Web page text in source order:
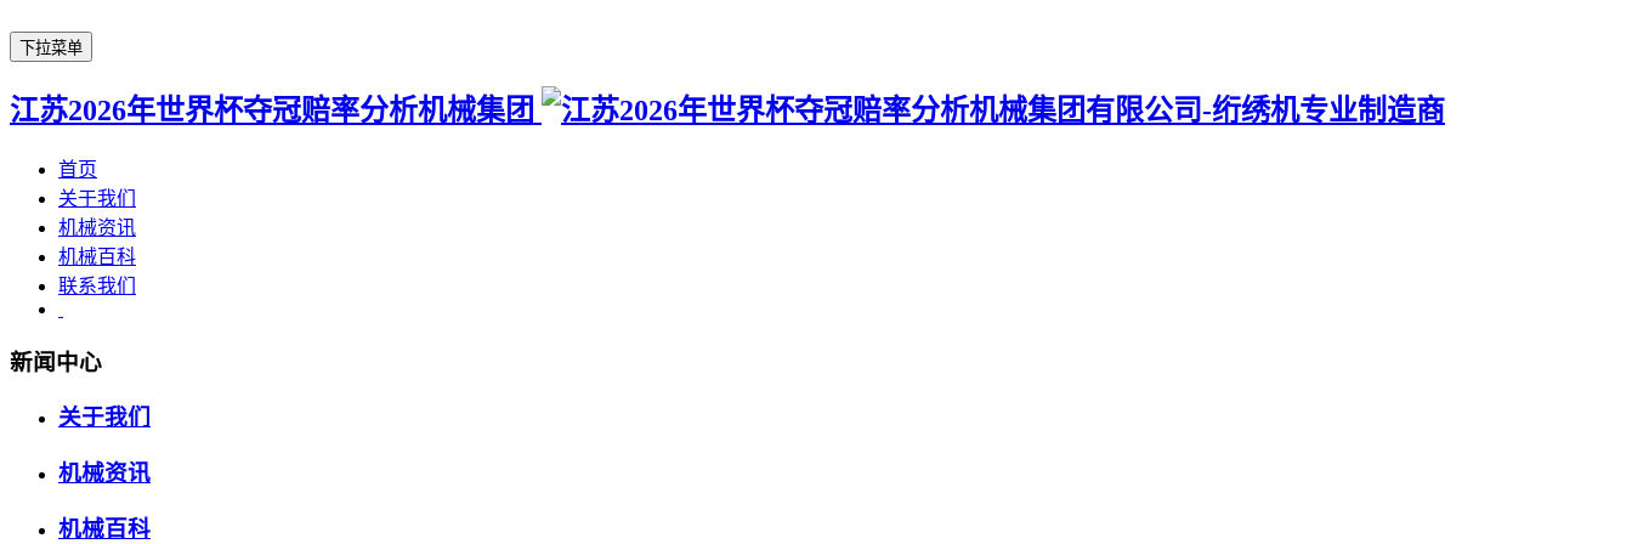
下拉菜单
江苏2026年世界杯夺冠赔率分析机械集团
首页
关于我们
机械资讯
机械百科
联系我们
新闻中心
关于我们
机械资讯
机械百科